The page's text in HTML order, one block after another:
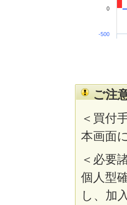
-500
0
ご注
＜買付
本画面
＜必要
個人型
し、加